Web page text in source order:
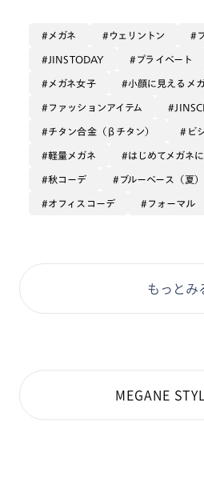
トレンドのデザインにチャレン
みたいお客様におススメの1本☝🏻
メガネ ウェリントン
JINSTODAY プライベート
メガネ女子 小顔に見えるメ
ファッションアイテム
チタン合金（βチタン） ビ
軽量メガネ はじめてメガネ
秋コーデ ブルーベース（夏）
オフィスコーデ フォーマル
もっとみ
MEGANE